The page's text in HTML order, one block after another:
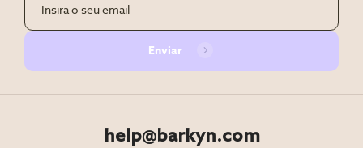
Enviar
help@barkyn.com